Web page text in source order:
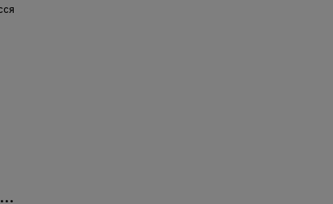
Веганський кондиціонер для волосся Actyva Bellessere - 200 мл